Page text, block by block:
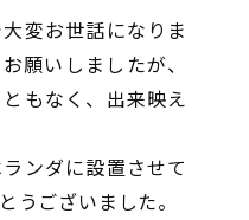
変お世話になりま
願いしましたが、
もなく、出来映え
ンダに設置させて
うございました。